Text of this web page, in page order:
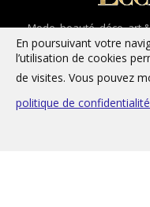
En poursuivant votre
l’utilisation de cookies
de visites. Vous pouvez
politique de confidentialité
Mode, beauté, déco, art
français et côté belge,
Un rendez-